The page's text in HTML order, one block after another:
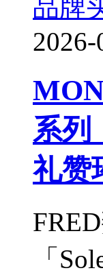
品牌
2026-
系列
礼赞
「